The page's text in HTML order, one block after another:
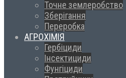
Точне землеробство
Зберігання
Переробка
АГРОХІМІЯ
Гербіциди
Інсектициди
Фунгіциди